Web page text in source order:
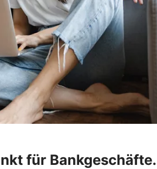
für Bankgeschäfte.